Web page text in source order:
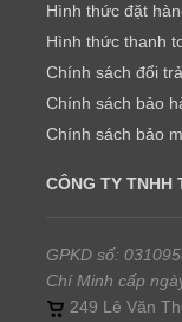
Hình thức đặt
Hình thức thanh
Chính sách đổi
Chính sách bảo
Chính sách bảo
CÔNG TY TNHH
GPKD số:
Chí Minh cấp
249 Lê Văn